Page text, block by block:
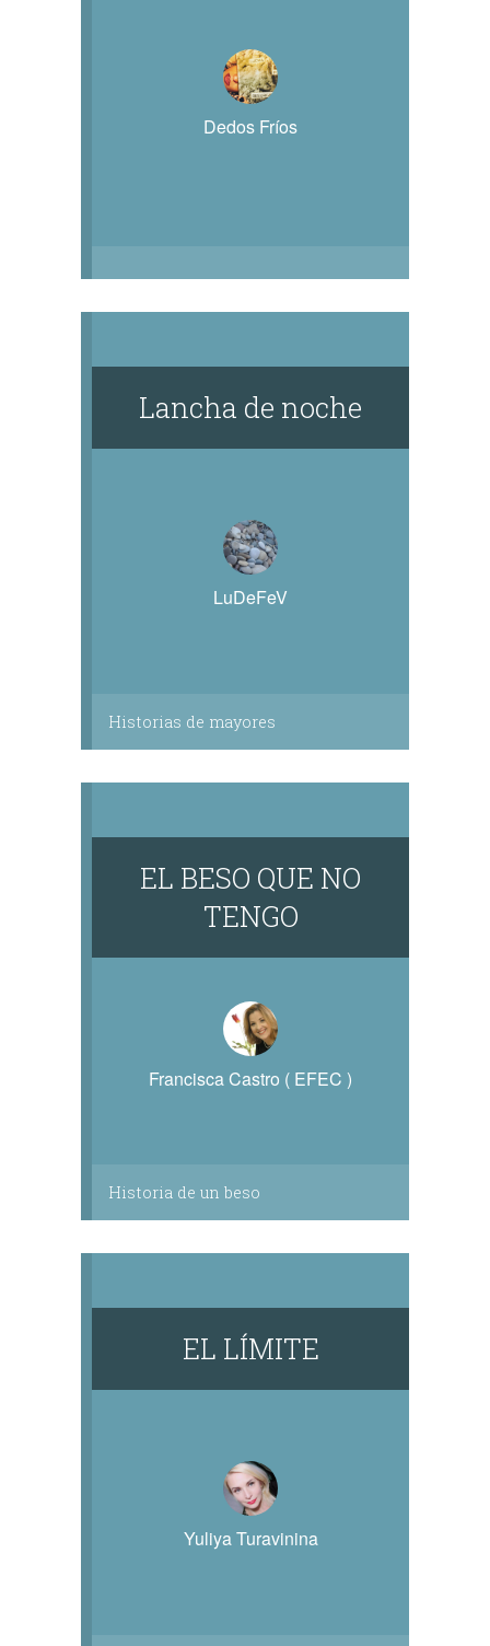
Dedos Fríos
Lancha de noche
LuDeFeV
Historias de mayores
EL BESO QUE NO
TENGO
Francisca Castro ( EFEC )
Historia de un beso
EL LÍMITE
Yuliya Turavinina